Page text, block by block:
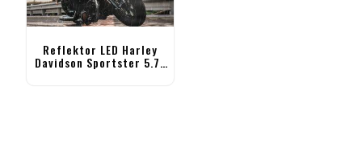
Reflektor LED Harley
Davidson Sportster 5.75